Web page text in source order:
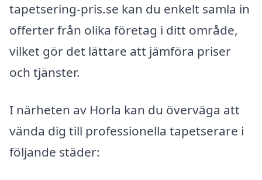
tapetsering-pris.se kan du enkelt samla in
offerter från olika företag i ditt område,
vilket gör det lättare att jämföra priser
och tjänster.
I närheten av Horla kan du överväga att
vända dig till professionella tapetserare i
följande städer: